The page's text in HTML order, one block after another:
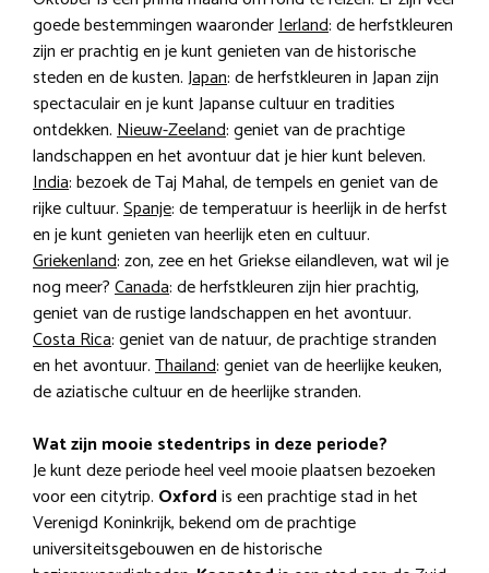
goede bestemmingen waaronderIerland: de herfstkleuren
zijn er prachtig en je kunt genieten van de historische
steden en de kusten.Japan: de herfstkleuren in Japan zijn
spectaculair en je kunt Japanse cultuur en tradities
ontdekken.Nieuw-Zeeland: geniet van de prachtige
landschappen en het avontuur dat je hier kunt beleven.
India: bezoek de Taj Mahal, de tempels en geniet van de
rijke cultuur.Spanje: de temperatuur is heerlijk in de herfst
en je kunt genieten van heerlijk eten en cultuur.
Griekenland: zon, zee en het Griekse eilandleven, wat wil je
nog meer?Canada: de herfstkleuren zijn hier prachtig,
geniet van de rustige landschappen en het avontuur.
Costa Rica: geniet van de natuur, de prachtige stranden
en het avontuur.Thailand: geniet van de heerlijke keuken,
de aziatische cultuur en de heerlijke stranden.
Wat zijn mooie stedentrips in deze periode?
Je kunt deze periode heel veel mooie plaatsen bezoeken
voor een citytrip. Oxfordis een prachtige stad in het
Verenigd Koninkrijk, bekend om de prachtige
universiteitsgebouwen en de historische